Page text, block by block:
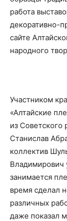
работа
декоративно-
сайте
народного
Участником
«Алтайские
из Советского
Станислав
коллектив
Владимирович
занимается
время сделал
различных
даже показал